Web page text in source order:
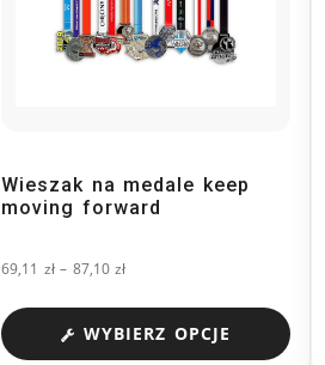
Wieszak na medale keep
moving forward
69,11 zł – 87,10zł
WYBIERZ OPCJE